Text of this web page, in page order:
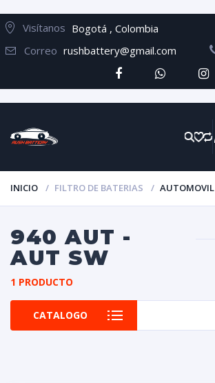
Visítanos Bogotá , Colombia
Correo rushbattery@gmail.com
INICIO FILTRO DE BATERIAS AUTOMOVIL
940 AUT -
AUT SW
1 PRODUCTO
CATALOGO